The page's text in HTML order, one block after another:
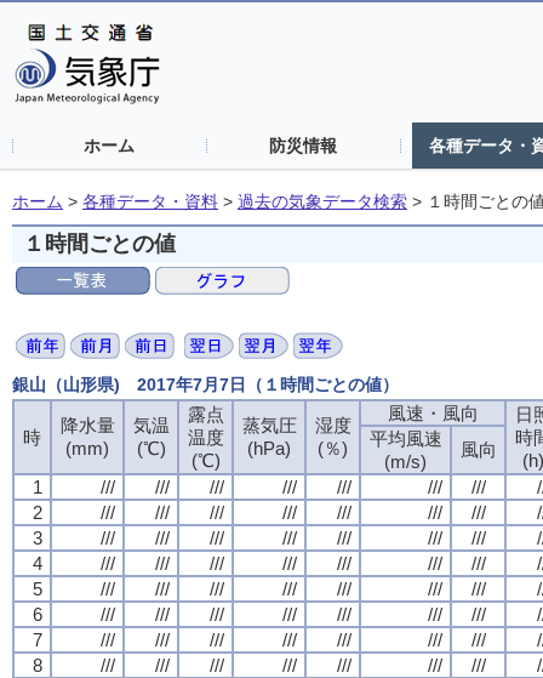
ホーム 防災情報 各種データ・
ホーム > 各種データ・資料 > 過去の気象データ検索 > １時間ごとの
１時間ごとの値
銀山（山形県) 2017年7月7日（１時間ごとの値）
時
降水量
(mm)
気温
(℃)
露点
温度
(℃)
蒸気圧
(hPa)
湿度
(％)
風速・風向
日
時
(h)
平均風速
(m/s)
風向
1
/// /// /// /// /// /// ///
2
/// /// /// /// /// /// ///
3
/// /// /// /// /// /// ///
4
/// /// /// /// /// /// ///
5
/// /// /// /// /// /// ///
6
/// /// /// /// /// /// ///
7
/// /// /// /// /// /// ///
8
/// /// /// /// /// /// ///